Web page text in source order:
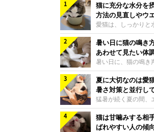
猫に充分な水分を
方法の見直しやウ
入れ方を解説
愛猫は、しっかりと
すか？ 夏場はエア
ともあり、猫があま
も。積極的に水分を
水方法を見直したり
らせたりする方法が
師の重本仁先生に、
めにできるためでき
きました。ボウルの
このきもち投稿写真
ルの高さは、猫が飲
にならないように設
暑い日に猫の鳴き
あわせて見たい体
暑い日に、猫の鳴き
かすれる、しつこく
って聞こえることが
き、あわせてどのよ
よいのでしょうか。
変わるときの見方や
などについて、ねこ
の山口みき先生に伺
夏に大切なのは愛
暑さ対策と並行し
工夫
猛暑が続く夏の間、
内を冷やしますよね
は快適な温度でも、
すぎることも。暑さ
猫は甘噛みする相
ばれやすい人の傾